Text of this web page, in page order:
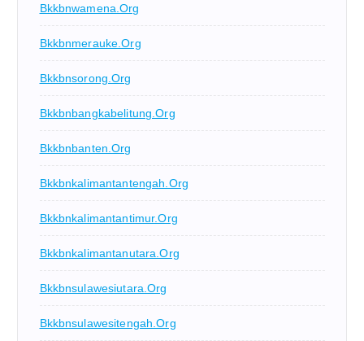
Bkkbnwamena.org
Bkkbnmerauke.org
Bkkbnsorong.org
Bkkbnbangkabelitung.org
Bkkbnbanten.org
Bkkbnkalimantantengah.org
Bkkbnkalimantantimur.org
Bkkbnkalimantanutara.org
Bkkbnsulawesiutara.org
Bkkbnsulawesitengah.org